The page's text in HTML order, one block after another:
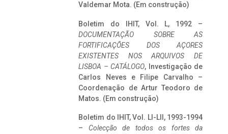
Valdemar Mota. (Em construção)
Boletim do IHIT, Vol. L, 1992 –
DOCUMENTAÇÃO SOBRE AS
FORTIFICAÇÕES DOS AÇORES
EXISTENTES NOS ARQUIVOS DE
LISBOA – CATÁLOGO, Investigação de
Carlos Neves e Filipe Carvalho –
Coordenação de Artur Teodoro de
Matos. (Em construção)
Boletim do IHIT, Vol. LI-LII, 1993-1994
– Colecção de todos os fortes da